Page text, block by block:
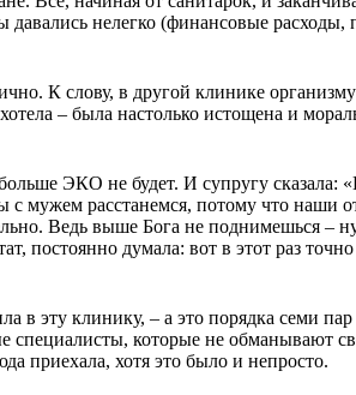
нелегко (финансовые расходы,
К слову, в другой клинике
– была настолько истощена и
ЭКО не будет. И супругу сказала:
мужем расстанемся, потому что наши
Ведь выше Бога не поднимешься –
постоянно думала: вот в этот раз
в эту клинику, – а это порядка семи
специалисты, которые не обманывают
приехала, хотя это было и непросто.